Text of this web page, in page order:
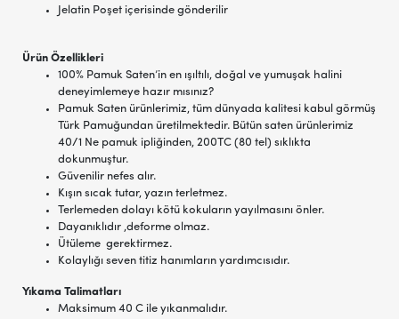
Jelatin Poşet içerisinde gönderilir
Ürün Özellikleri
100% Pamuk Saten’in en ışıltılı, doğal ve yumuşak halini
deneyimlemeye hazır mısınız?
Pamuk Saten ürünlerimiz, tüm dünyada kalitesi kabul görmüş
Türk Pamuğundan üretilmektedir. Bütün saten ürünlerimiz
40/1 Ne pamuk ipliğinden, 200TC (80 tel) sıklıkta
dokunmuştur.
Güvenilir nefes alır.
Kışın sıcak tutar, yazın terletmez.
Terlemeden dolayı kötü kokuların yayılmasını önler.
Dayanıklıdır ,deforme olmaz.
Ütüleme gerektirmez.
Kolaylığı seven titiz hanımların yardımcısıdır.
Yıkama Talimatları
Maksimum 40 C ile yıkanmalıdır.